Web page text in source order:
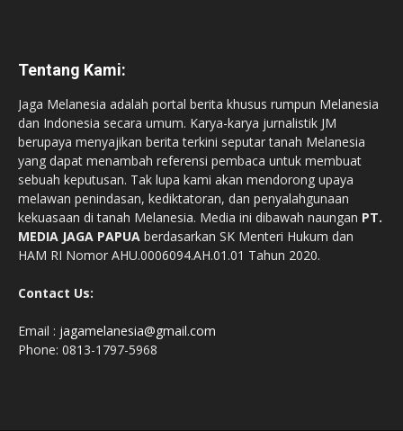
Tentang Kami:
Jaga Melanesia adalah portal berita khusus rumpun Melanesia
dan Indonesia secara umum. Karya-karya jurnalistik JM
berupaya menyajikan berita terkini seputar tanah Melanesia
yang dapat menambah referensi pembaca untuk membuat
sebuah keputusan. Tak lupa kami akan mendorong upaya
melawan penindasan, kediktatoran, dan penyalahgunaan
kekuasaan di tanah Melanesia. Media ini dibawah naungan PT.
MEDIA JAGA PAPUA berdasarkan SK Menteri Hukum dan
HAM RI Nomor AHU.0006094.AH.01.01 Tahun 2020.
Contact Us:
Email : jagamelanesia@gmail.com
Phone: 0813-1797-5968